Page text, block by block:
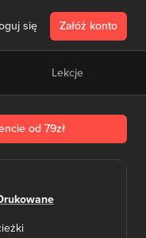
się Załóż konto
Lekcje
od 79zł